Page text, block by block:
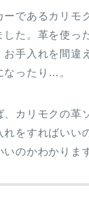
であるカリモ
た。革を使っ
手入れを間違
なったり…。
カリモクの革
をすればいい
のかわかりま